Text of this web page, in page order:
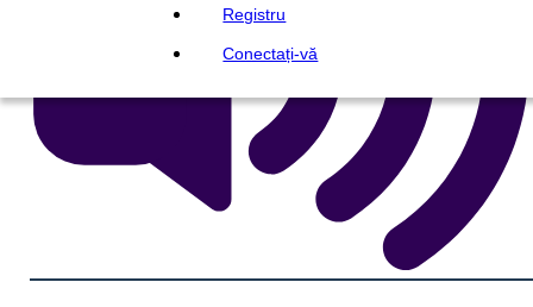
Registru
Conectați-vă